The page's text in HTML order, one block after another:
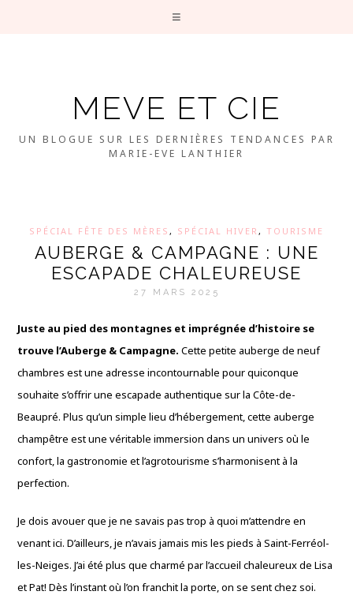
MEVE ET CIE
UN BLOGUE SUR LES DERNIÈRES TENDANCES PAR
MARIE-EVE LANTHIER
SPÉCIAL FÊTE DES MÈRES , SPÉCIAL HIVER , TOURISME
AUBERGE & CAMPAGNE : UNE
ESCAPADE CHALEUREUSE
27 MARS 2025
Juste au pied des montagnes et imprégnée d’histoire se
trouve l’Auberge & Campagne. Cette petite auberge de neuf
chambres est une adresse incontournable pour quiconque
souhaite s’offrir une escapade authentique sur la Côte-de-
Beaupré. Plus qu’un simple lieu d’hébergement, cette auberge
champêtre est une véritable immersion dans un univers où le
confort, la gastronomie et l’agrotourisme s’harmonisent à la
perfection.
Je dois avouer que je ne savais pas trop à quoi m’attendre en
venant ici. D’ailleurs, je n’avais jamais mis les pieds à Saint-Ferréol-
les-Neiges. J’ai été plus que charmé par l’accueil chaleureux de Lisa
et Pat! Dès l’instant où l’on franchit la porte, on se sent chez soi.